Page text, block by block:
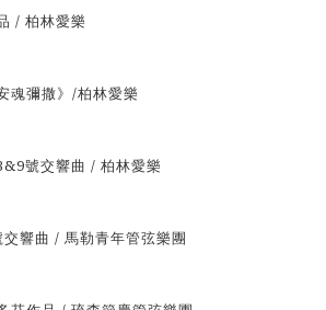
/ 柏林愛樂
魂彌撒》/柏林愛樂
號交響曲 / 柏林愛樂
響曲 / 馬勒青年管弦樂團